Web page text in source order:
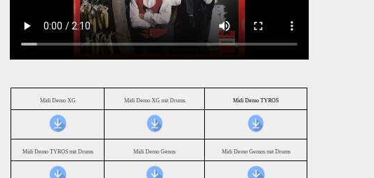
Midi Demo XG Midi Demo XG mit Drums Midi Demo TYROS
Midi Demo TYROS mit Drums Midi Demo Genos Midi Demo Gemos mit Drums